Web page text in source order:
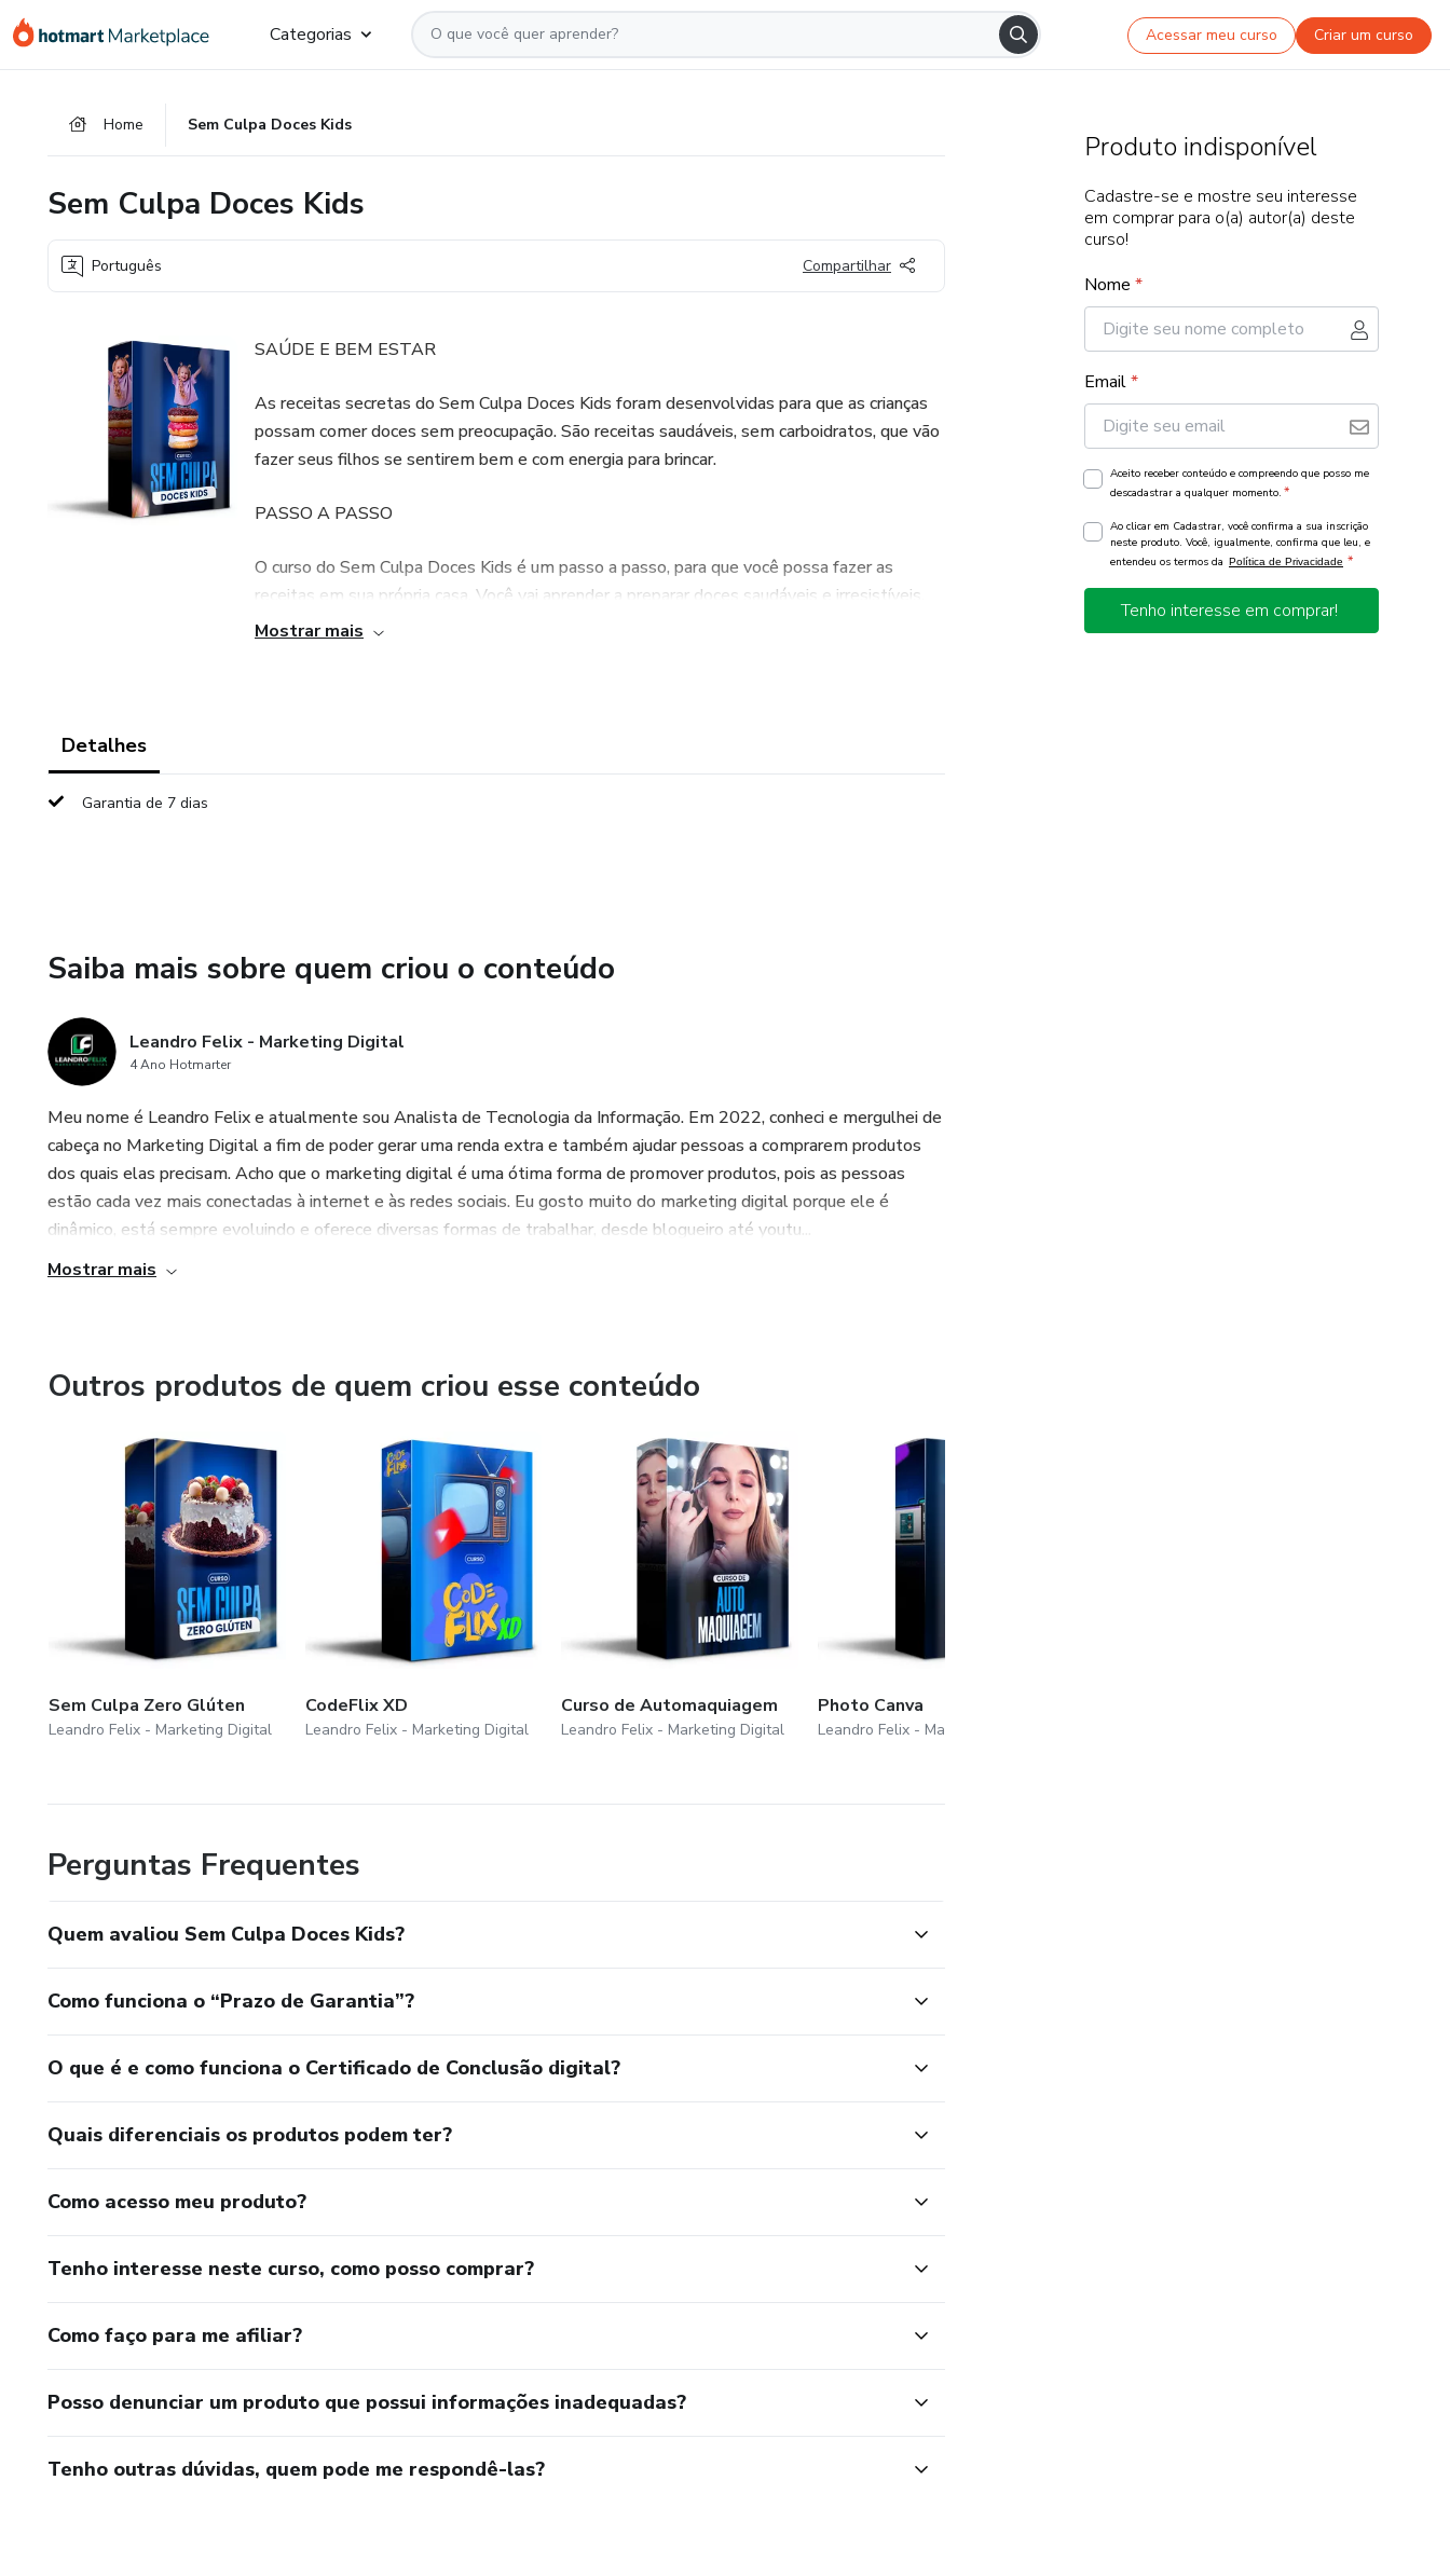
para
para
para
Categorias Acessar meu curso Criar um curso
Home Sem Culpa Doces Kids
Sem Culpa Doces Kids
Português Compartilhar
SAÚDE E BEM ESTAR
As receitas secretas do Sem Culpa Doces Kids foram desenvolvidas para que as crianças
possam comer doces sem preocupação. São receitas saudáveis, sem carboidratos, que vão
fazer seus filhos se sentirem bem e com energia para brincar.
PASSO A PASSO
O curso do Sem Culpa Doces Kids é um passo a passo, para que você possa fazer as
receitas em sua própria casa. Você vai aprender a preparar doces saudáveis e irresistíveis,
sem perder a diversão.
Mostrar mais
Detalhes
Garantia de 7 dias
Saiba mais sobre quem criou o conteúdo
Leandro Felix - Marketing Digital
4 Ano Hotmarter
Meu nome é Leandro Felix e atualmente sou Analista de Tecnologia da Informação. Em 2022, conheci e mergulhei de
cabeça no Marketing Digital a fim de poder gerar uma renda extra e também ajudar pessoas a comprarem produtos
dos quais elas precisam. Acho que o marketing digital é uma ótima forma de promover produtos, pois as pessoas
estão cada vez mais conectadas à internet e às redes sociais. Eu gosto muito do marketing digital porque ele é
dinâmico, está sempre evoluindo e oferece diversas formas de trabalhar, desde blogueiro até youtu...
Mostrar mais
Outros produtos de quem criou esse conteúdo
Sem Culpa Zero Glúten
Leandro Felix - Marketing Digital
CodeFlix XD
Leandro Felix - Marketing Digital
Curso de Automaquiagem
Leandro Felix - Marketing Digital
Photo Canva
Leandro Felix - Marketing Digital
Perguntas Frequentes
Quem avaliou Sem Culpa Doces Kids?
Como funciona o “Prazo de Garantia”?
O que é e como funciona o Certificado de Conclusão digital?
Quais diferenciais os produtos podem ter?
Como acesso meu produto?
Tenho interesse neste curso, como posso comprar?
Como faço para me afiliar?
Posso denunciar um produto que possui informações inadequadas?
Tenho outras dúvidas, quem pode me respondê-las?
Produto indisponível
Cadastre-se e mostre seu interesse
em comprar para o(a) autor(a) deste
curso!
Nome *
Email*
Aceito receber conteúdo e compreendo que posso me
descadastrar a qualquer momento. *
Ao clicar em Cadastrar, você confirma a sua inscrição
neste produto. Você, igualmente, confirma que leu, e
entendeu os termos da Política de Privacidade *
Tenho interesse em comprar!